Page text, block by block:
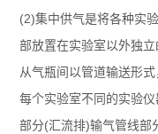
(2)集中供气是将各种实
部放置在实验室以外独
从气瓶间以管道输送形
每个实验室不同的实验
部分(汇流排)输气管线部